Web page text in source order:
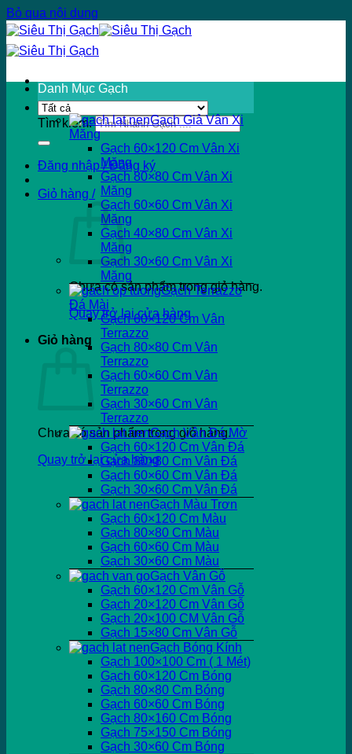
Bỏ qua nội dung
Tìm kiếm:
Đăng nhập / Đăng ký
Giỏ hàng /
Chưa có sản phẩm trong giỏ hàng.
Quay trở lại cửa hàng
Giỏ hàng
Chưa có sản phẩm trong giỏ hàng.
Quay trở lại cửa hàng
Danh Mục Gạch
Gạch Giả Vân Xi
Măng
Gạch 60×120 Cm Vân Xi
Măng
Gạch 80×80 Cm Vân Xi
Măng
Gạch 60×60 Cm Vân Xi
Măng
Gạch 40×80 Cm Vân Xi
Măng
Gạch 30×60 Cm Vân Xi
Măng
Gạch Terrazzo
Đá Mài
Gạch 60×120 Cm Vân
Terrazzo
Gạch 80×80 Cm Vân
Terrazzo
Gạch 60×60 Cm Vân
Terrazzo
Gạch 30×60 Cm Vân
Terrazzo
Gạch Vân Đá Mờ
Gạch 60×120 Cm Vân Đá
Gạch 80×80 Cm Vân Đá
Gạch 60×60 Cm Vân Đá
Gạch 30×60 Cm Vân Đá
Gạch Màu Trơn
Gạch 60×120 Cm Màu
Gạch 80×80 Cm Màu
Gạch 60×60 Cm Màu
Gạch 30×60 Cm Màu
Gạch Vân Gỗ
Gạch 60×120 Cm Vân Gỗ
Gạch 20×120 Cm Vân Gỗ
Gạch 20×100 CM Vân Gỗ
Gạch 15×80 Cm Vân Gỗ
Gạch Bóng Kính
Gạch 100×100 Cm ( 1 Mét)
Gạch 60×120 Cm Bóng
Gạch 80×80 Cm Bóng
Gạch 60×60 Cm Bóng
Gạch 80×160 Cm Bóng
Gạch 75×150 Cm Bóng
Gạch 30×60 Cm Bóng